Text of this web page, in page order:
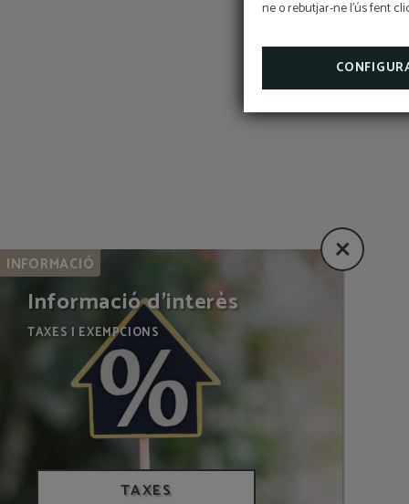
ne o rebutjar-ne l'ús fent
INFORMACIÓ
Informació d'interès
TAXES I EXEMPCIONS
TAXES